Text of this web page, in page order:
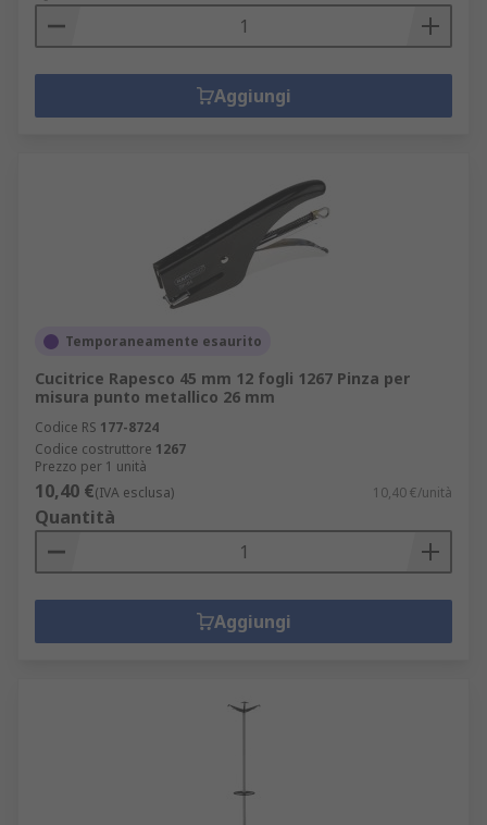
Aggiungi
Temporaneamente esaurito
Cucitrice Rapesco 45 mm 12 fogli 1267 Pinza per
misura punto metallico 26 mm
Codice RS 177-8724
Codice costruttore 1267
Prezzo per 1 unità
10,40 €(IVA esclusa) 10,40 €/unità
Quantità
Aggiungi